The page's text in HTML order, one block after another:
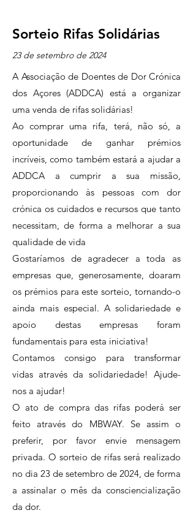
Sorteio Rifas Solidárias
23 de setembro de 2024
A Associação de Doentes de Dor Crónica
dos Açores (ADDCA) está a organizar
uma venda de rifas solidárias!
Ao comprar uma rifa, terá, não só, a
oportunidade de ganhar prémios
incríveis, como também estará a ajudar a
ADDCA a cumprir a sua missão,
proporcionando às pessoas com dor
crónica os cuidados e recursos que tanto
necessitam, de forma a melhorar a sua
qualidade de vida
Gostaríamos de agradecer a toda as
empresas que, generosamente, doaram
os prémios para este sorteio, tornando-o
ainda mais especial. A solidariedade e
apoio destas empresas foram
fundamentais para esta iniciativa!
Contamos consigo para transformar
vidas através da solidariedade! Ajude-
nos a ajudar!
O ato de compra das rifas poderá ser
feito através do MBWAY. Se assim o
preferir, por favor envie mensagem
privada. O sorteio de rifas será realizado
no dia 23 de setembro de 2024, de forma
a assinalar o mês da consciencialização
da dor.